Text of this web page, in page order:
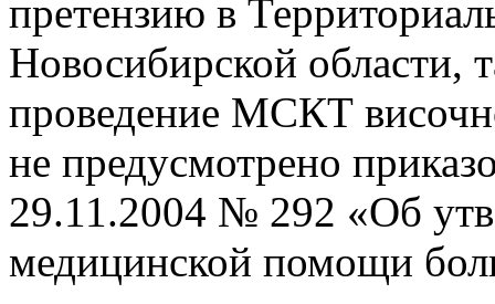
претензию в
Новосибирской области,
проведение МСКТ
не предусмотрено
29.11.2004 № 292 «Об
медицинской помощи